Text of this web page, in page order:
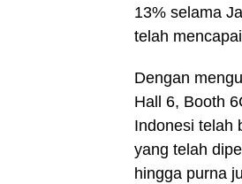
13% selama
telah
Dengan
Hall 6, Booth
Indonesi telah
yang telah
hingga purna